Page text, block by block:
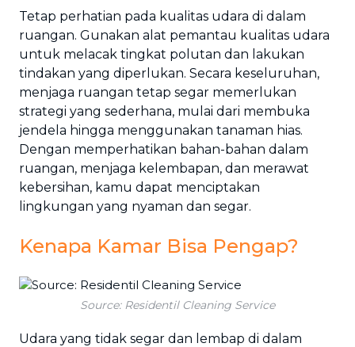
Tetap perhatian pada kualitas udara di dalam
ruangan. Gunakan alat pemantau kualitas udara
untuk melacak tingkat polutan dan lakukan
tindakan yang diperlukan. Secara keseluruhan,
menjaga ruangan tetap segar memerlukan
strategi yang sederhana, mulai dari membuka
jendela hingga menggunakan tanaman hias.
Dengan memperhatikan bahan-bahan dalam
ruangan, menjaga kelembapan, dan merawat
kebersihan, kamu dapat menciptakan
lingkungan yang nyaman dan segar.
Kenapa Kamar Bisa Pengap?
Source: Residentil Cleaning Service
Udara yang tidak segar dan lembap di dalam